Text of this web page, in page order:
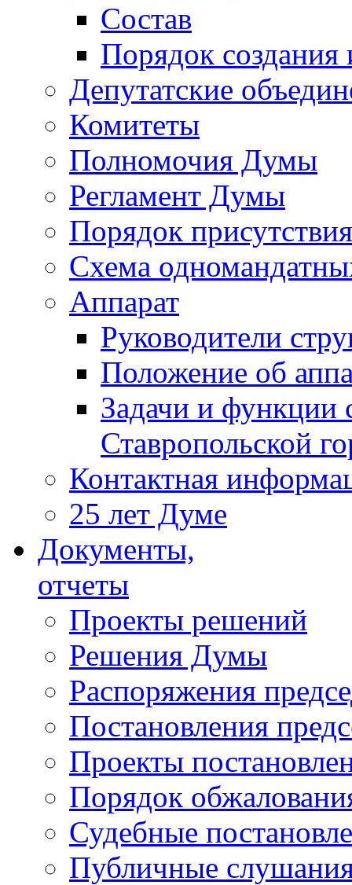
Состав
Порядок создания
Депутатские
Комитеты
Полномочия Думы
Регламент Думы
Порядок
Схема
Аппарат
Руководители
Положение об
Задачи и функции
Ставропольской
Контактная
25 лет Думе
Документы,
отчеты
Проекты решений
Решения Думы
Распоряжения
Постановления
Проекты
Порядок
Судебные
Публичные